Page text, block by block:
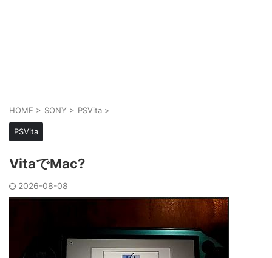
HOME > SONY > PSVita >
PSVita
VitaでMac?
2026-08-08